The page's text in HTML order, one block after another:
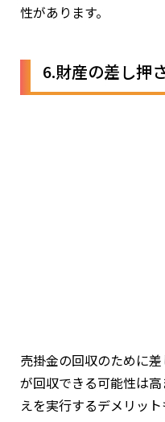
性があります。
6.財産の差し押
売掛金の回収のために
が回収できる可能性は
えを実行するデメリット